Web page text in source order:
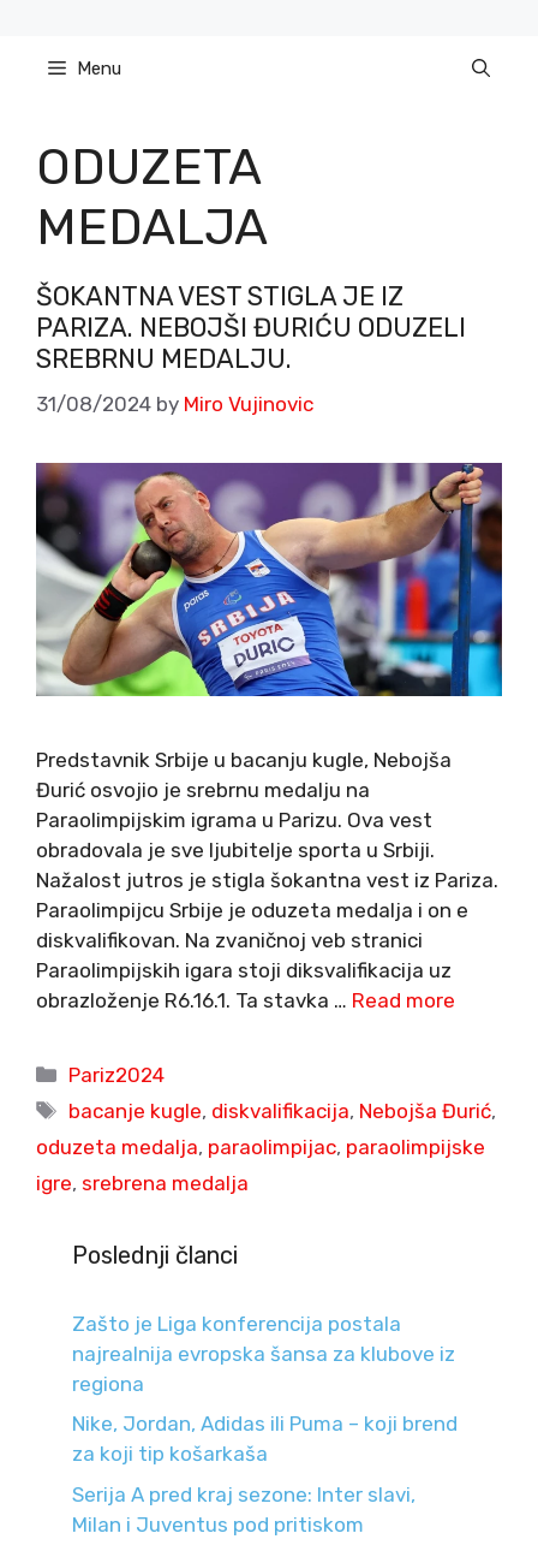
content Menu
ODUZETA
MEDALJA
ŠOKANTNA VEST STIGLA JE IZ
PARIZA. NEBOJŠI ĐURIĆU ODUZELI
SREBRNU MEDALJU.
31/08/2024 by Miro Vujinovic
Predstavnik Srbije u bacanju kugle, Nebojša
Đurić osvojio je srebrnu medalju na
Paraolimpijskim igrama u Parizu. Ova vest
obradovala je sve ljubitelje sporta u Srbiji.
Nažalost jutros je stigla šokantna vest iz Pariza.
Paraolimpijcu Srbije je oduzeta medalja i on e
diskvalifikovan. Na zvaničnoj veb stranici
Paraolimpijskih igara stoji diksvalifikacija uz
obrazloženje R6.16.1. Ta stavka … Read more
Categories
Pariz2024
Tags
bacanje kugle, diskvalifikacija, Nebojša Đurić,
oduzeta medalja, paraolimpijac, paraolimpijske
igre, srebrena medalja
Poslednji članci
Zašto je Liga konferencija postala
najrealnija evropska šansa za klubove iz
regiona
Nike, Jordan, Adidas ili Puma – koji brend
za koji tip košarkaša
Serija A pred kraj sezone: Inter slavi,
Milan i Juventus pod pritiskom